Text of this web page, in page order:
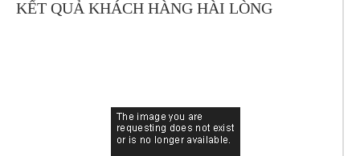
KẾT QUẢ KHÁCH HÀNG HÀI LÒNG